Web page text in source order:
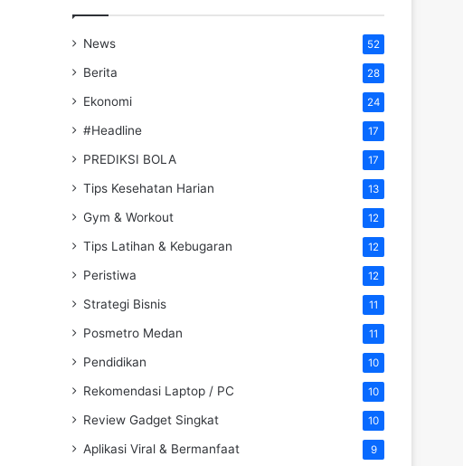
News 52
Berita 28
Ekonomi 24
#Headline 17
PREDIKSI BOLA 17
Tips Kesehatan Harian 13
Gym & Workout 12
Tips Latihan & Kebugaran 12
Peristiwa 12
Strategi Bisnis 11
Posmetro Medan 11
Pendidikan 10
Rekomendasi Laptop / PC 10
Review Gadget Singkat 10
Aplikasi Viral & Bermanfaat 9